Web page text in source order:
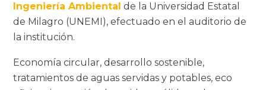
Ingeniería Ambiental de la Universidad Estatal
de Milagro (UNEMI), efectuado en el auditorio de
la institución.
Economía circular, desarrollo sostenible,
tratamientos de aguas servidas y potables, eco